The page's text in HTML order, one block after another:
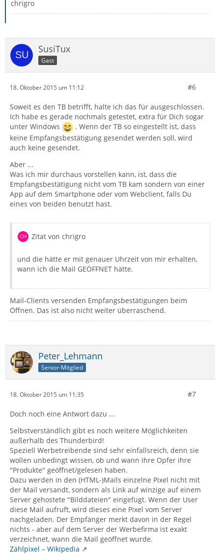
chrigro
SusiTux
Gast
18. Oktober 2015 um 11:12 #6
Soweit es den TB betrifft, halte ich das für ausgeschlossen.
Ich habe es gerade nochmals getestet, extra für Dich sogar
unter Windows
. Wenn der TB so eingestellt ist, dass
keine Empfangsbestätigung gesendet werden soll, wird
auch keine gesendet.
Aber ...
Was ich mir durchaus vorstellen kann, ist, dass die
Empfangsbestätigung nicht vom TB kam sondern von einer
App auf dem Smartphone oder vom Webclient, falls Du
eines von beiden benutzt hast.
Zitat von chrigro
und die hätte er mit genauer Uhrzeit von mir erhalten,
wann ich die Mail GEÖFFNET hätte.
Mail-Clients versenden Empfangsbestätigungen beim
Öffnen. Das ist also nicht weiter überraschend.
Peter_Lehmann
Senior-Mitglied
18. Oktober 2015 um 11:35 #7
Doch noch eine Antwort dazu ...
Selbstverständlich gibt es noch weitere Möglichkeiten
außerhalb des Thunderbird!
Speziell Werbetreibende sind sehr einfallsreich, denn sie
wollen unbedingt wissen, ob und wann ihre Opfer ihre
"Produkte" geöffnet/gelesen haben.
Dazu werden in den (HTML-)Mails einzelne Pixel nicht mit
der Mail versandt, sondern als Link auf winzige auf einem
Server gehostete "Bilddateien" eingefügt. Wenn der User
diese Mail aufruft, wird dieses eine Pixel vom Server
nachgeladen. Der Empfänger merkt davon in der Regel
nichts - aber auf dem Server der Werbefirma ist exakt
verzeichnet, wann die Mail geöffnet wurde.
Zählpixel – Wikipedia